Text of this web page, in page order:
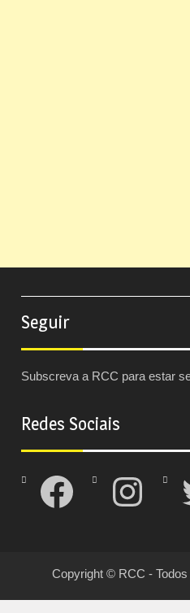
Seguir
Subscreva a RCC para estar
Redes Sociais
Facebook Instagram
Copyright © RCC -